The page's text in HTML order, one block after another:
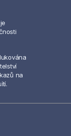
na